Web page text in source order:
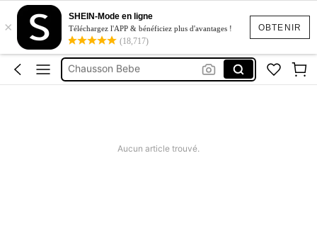
OBTENIR
×
SHEIN-Mode en ligne
Téléchargez l'APP & bénéficiez plus d'avantages !
(18,717)
Chaussure Bébé Fille Ouvert
Bapteme Garcon
Chausson Bebe
Chausson Pour Bébé
Aucun article trouvé.